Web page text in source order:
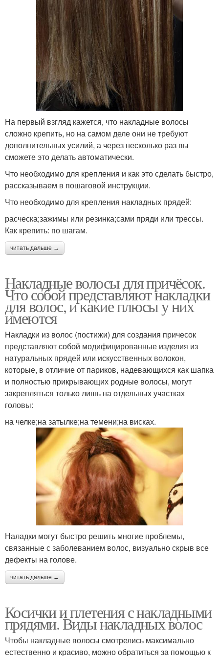
На первый взгляд кажется, что накладные волосы
сложно крепить, но на самом деле они не требуют
дополнительных усилий, а через несколько раз вы
сможете это делать автоматически.
Что необходимо для крепления и как это сделать быстро,
рассказываем в пошаговой инструкции.
Что необходимо для крепления накладных прядей:
расческа;зажимы или резинка;сами пряди или трессы.
Как крепить: по шагам.
читать дальше →
Накладные волосы для причёсок.
Что собой представляют накладки
для волос, и какие плюсы у них
имеются
Накладки из волос (постижи) для создания причесок
представляют собой модифицированные изделия из
натуральных прядей или искусственных волокон,
которые, в отличие от париков, надевающихся как шапка
и полностью прикрывающих родные волосы, могут
закрепляться только лишь на отдельных участках
головы:
на челке;на затылке;на темени;на висках.
Наладки могут быстро решить многие проблемы,
связанные с заболеванием волос, визуально скрыв все
дефекты на голове.
читать дальше →
Косички и плетения с накладными
прядями. Виды накладных волос
Чтобы накладные волосы смотрелись максимально
естественно и красиво, можно обратиться за помощью к